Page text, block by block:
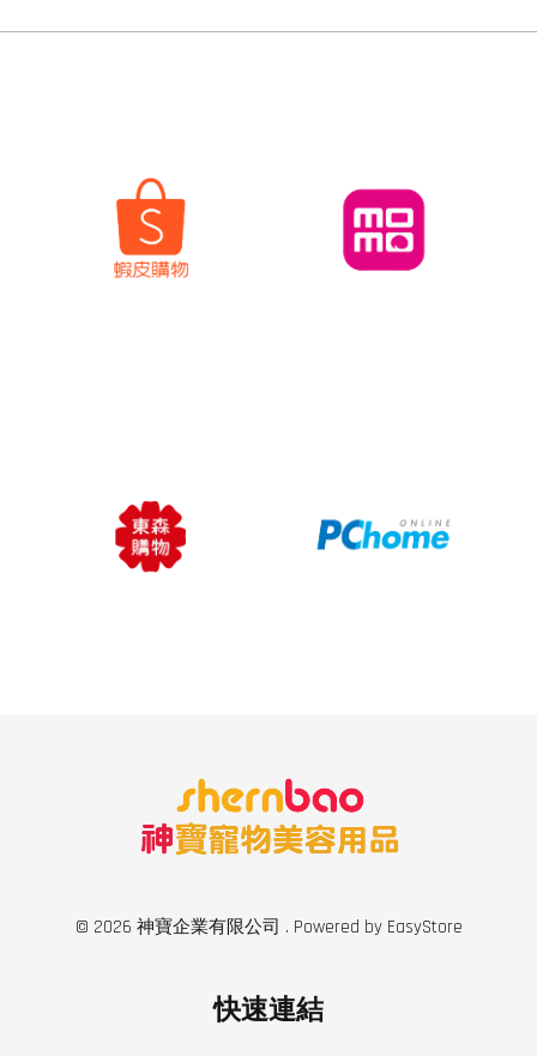
© 2026 神寶企業有限公司 . Powered by EasyStore
快速連結